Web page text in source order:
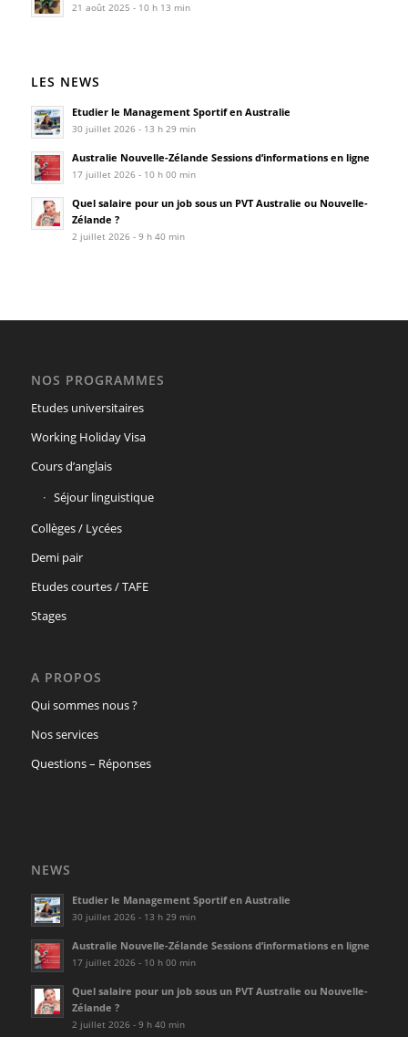
21 août 2025 - 10 h 13 min
LES NEWS
Etudier le Management Sportif en Australie
30 juillet 2026 - 13 h 29 min
Australie Nouvelle-Zélande Sessions d’informations en ligne
17 juillet 2026 - 10 h 00 min
Quel salaire pour un job sous un PVT Australie ou Nouvelle-
Zélande ?
2 juillet 2026 - 9 h 40 min
NOS PROGRAMMES
Etudes universitaires
Working Holiday Visa
Cours d’anglais
Séjour linguistique
Collèges / Lycées
Demi pair
Etudes courtes / TAFE
Stages
A PROPOS
Qui sommes nous ?
Nos services
Questions – Réponses
NEWS
Etudier le Management Sportif en Australie
30 juillet 2026 - 13 h 29 min
Australie Nouvelle-Zélande Sessions d’informations en ligne
17 juillet 2026 - 10 h 00 min
Quel salaire pour un job sous un PVT Australie ou Nouvelle-
Zélande ?
2 juillet 2026 - 9 h 40 min